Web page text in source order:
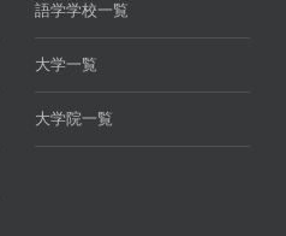
語学学校一覧
大学一覧
大学院一覧